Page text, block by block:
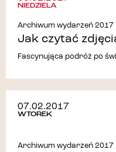
NIEDZIELA
Archiwum wydarzeń 2017
Jak czytać
Fascynująca podróż po
07.02.2017
WTOREK
Archiwum wydarzeń 2017